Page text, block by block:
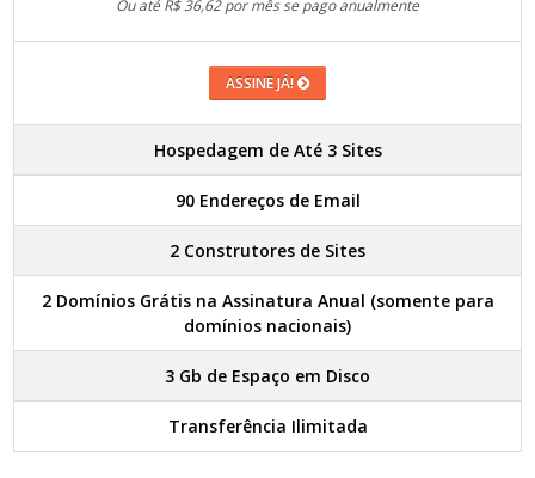
Ou até R$ 36,62 por mês se pago anualmente
ASSINE JÁ!
Hospedagem de Até 3 Sites
90 Endereços de Email
2 Construtores de Sites
2 Domínios Grátis na Assinatura Anual (somente para
domínios nacionais)
3 Gb de Espaço em Disco
Transferência Ilimitada